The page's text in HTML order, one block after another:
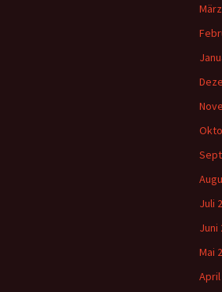
Juli
Juni
Mai
April